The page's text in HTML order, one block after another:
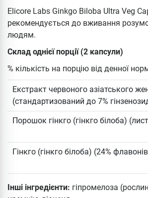
Elicore Labs Ginkgo Biloba Ultra Veg
рекомендується до вживання
людям.
Склад однієї порції (2 капсули)
% кількість на порцію від денної
Екстракт червоного азіатського
(стандартизований до 7%
Порошок гінкго (гінкго білоба)
Гінкго (гінкго білоба) (24%
Інші інгредієнти: гіпромелоза